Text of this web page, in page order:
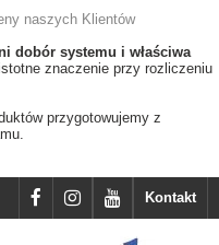
naszych Klientów
dobór systemu i właściwa
znaczenie przy rozliczeniu
przygotowujemy z
Kontakt